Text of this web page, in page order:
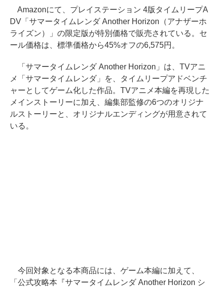
Amazonにて、プレイステーション 4版タイムリープA
DV「サマータイムレンダ Another Horizon（アナザーホ
ライズン）」の限定版が特別価格で販売されている。セ
ール価格は、標準価格から45%オフの6,575円。
「サマータイムレンダ Another Horizon」は、TVアニ
メ「サマータイムレンダ」を、タイムリープアドベンチ
ャーとしてゲーム化した作品。TVアニメ本編を再現した
メインストーリーに加え、編集部監修の6つのオリジナ
ルストーリーと、オリジナルエンディングが用意されて
いる。
今回対象となる本商品には、ゲーム本編に加えて、
「公式攻略本『サマータイムレンダ Another Horizon シ